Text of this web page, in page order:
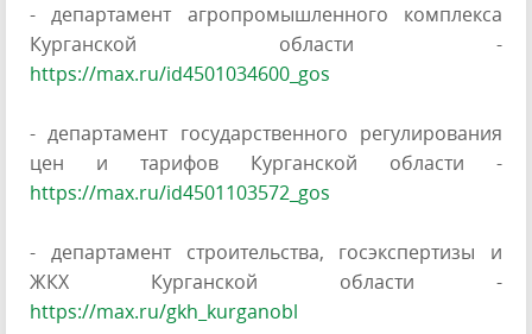
- департамент агропромышленного комплекса
Курганской области -
https://max.ru/id4501034600_gos
- департамент государственного регулирования
цен и тарифов Курганской области -
https://max.ru/id4501103572_gos
- департамент строительства, госэкспертизы и
ЖКХ Курганской области -
https://max.ru/gkh_kurganobl